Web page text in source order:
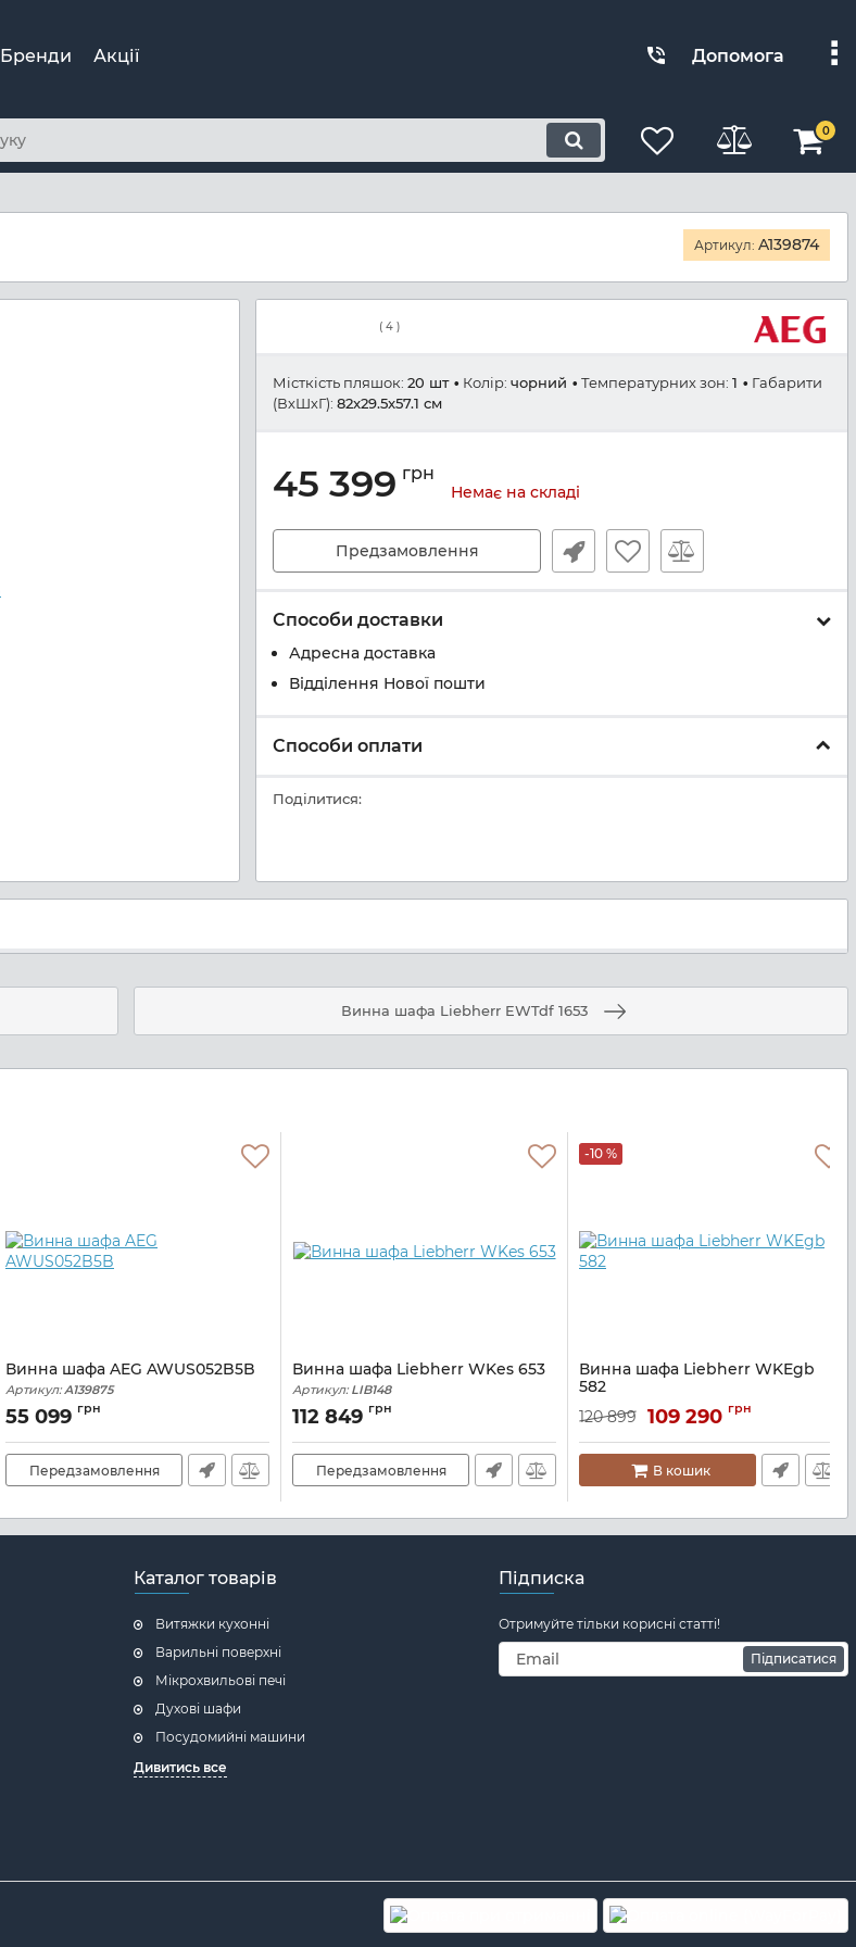
Бренди Акції Допомога
0
Артикул: A139874
( 4 )
Місткість пляшок: 20 шт Колір: чорний Температурних зон: 1
Габарити
(ВхШхГ): 82x29.5x57.1 см
45 399 грн
Немає на складі
Предзамовлення
Способи доставки
Адресна доставка
Відділення Нової пошти
Способи оплати
Поділитися:
Винна шафа Liebherr EWTdf 1653
Винна шафа AEG AWUS052B5B
Артикул:A139875
55 099 грн
Передзамовлення
Винна шафа Liebherr WKes 653
Артикул:LIB148
112 849 грн
Передзамовлення
-10 %
Винна шафа Liebherr WKEgb
582
Артикул: WKEGB582
120 899 109 290 грн
В кошик
Каталог товарів
Витяжки кухонні
Варильні поверхні
Мікрохвильові печі
Духові шафи
Посудомийні машини
Дивитись все
Підписка
Отримуйте тільки корисні статті!
Підписатися